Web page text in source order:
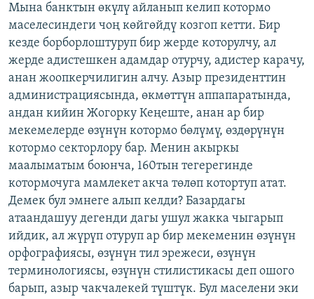
Мына банктын өкүлү айланып келип котормо
маселесиндеги чоң көйгөйдү козгоп кетти. Бир
кезде борборлоштуруп бир жерде которулчу, ал
жерде адистешкен адамдар отурчу, адистер карачу,
анан жоопкерчилигин алчу. Азыр президенттин
администрациясында, өкмөттүн аппапаратында,
андан кийин Жогорку Кеңеште, анан ар бир
мекемелерде өзүнүн котормо бөлүмү, өздөрүнүн
котормо секторлору бар. Менин акыркы
маалыматым боюнча, 160тын тегерегинде
котормочуга мамлекет акча төлөп котортуп атат.
Демек бул эмнеге алып келди? Базардагы
атаандашуу дегенди дагы ушул жакка чыгарып
ийдик, ал жүрүп отуруп ар бир мекеменин өзүнүн
орфографиясы, өзүнүн тил эрежеси, өзүнүн
терминологиясы, өзүнүн стилистикасы деп ошого
барып, азыр чакчалекей түштүк. Бул маселени эки